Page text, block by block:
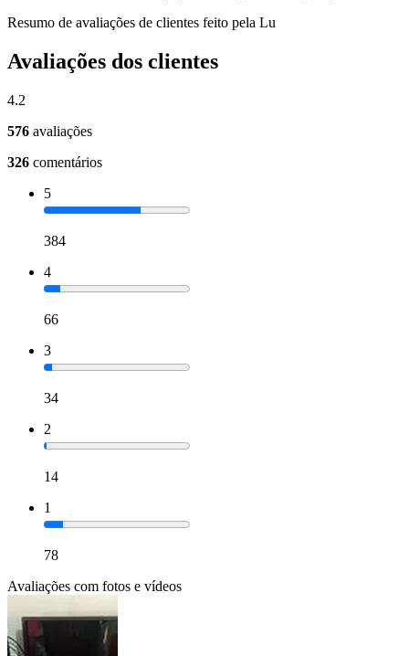
Resumo de avaliações de clientes feito pela Lu
Avaliações dos clientes
4.2
576 avaliações
326 comentários
5
384
4
66
3
34
2
14
1
78
Avaliações com fotos e vídeos